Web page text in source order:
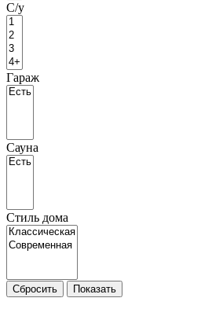
С/у
Гараж
Сауна
Стиль дома
Сбросить Показать